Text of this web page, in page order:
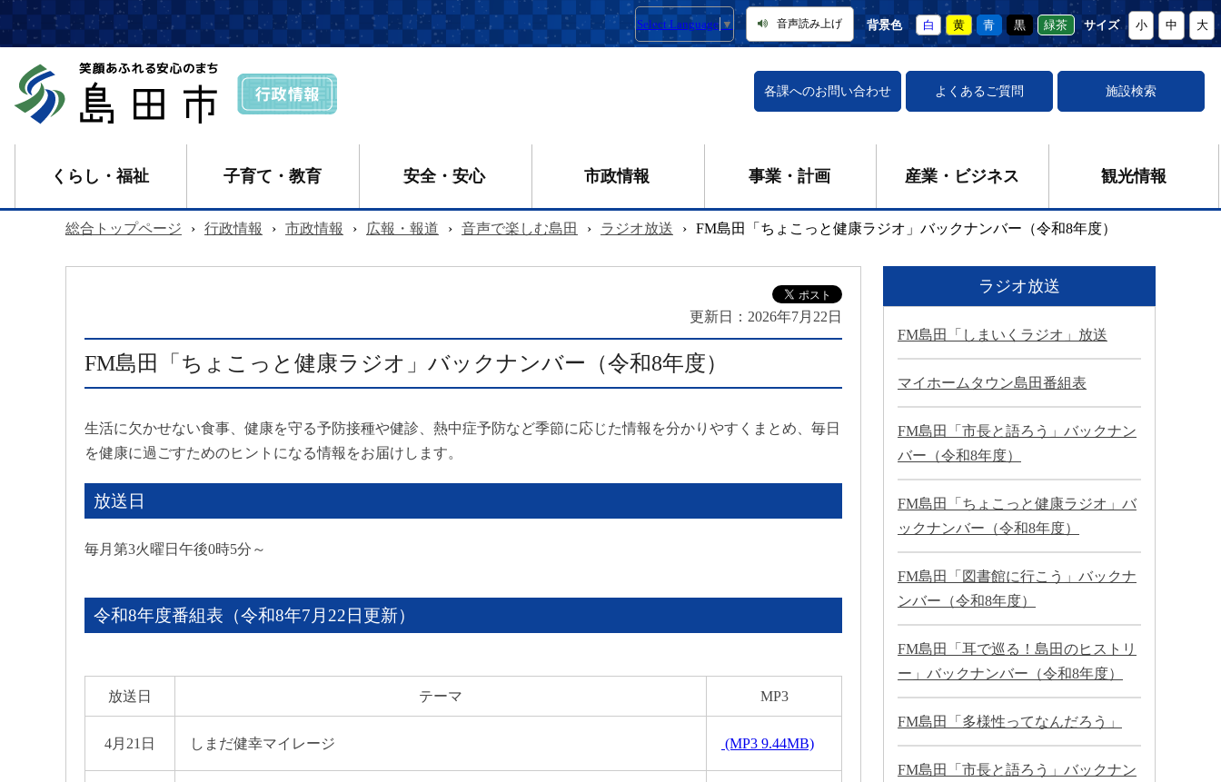
Select Language ▼ 音声読み上げ 背景色 白 黄 青 黒 緑茶 サイズ 小 中 大
各課へのお問い合わせ よくあるご質問 施設検索
くらし・福祉 子育て・教育 安全・安心 市政情報 事業・計画 産業・ビジネス 観光情報
総合トップページ › 行政情報 › 市政情報 › 広報・報道 › 音声で楽しむ島田 › ラジオ放送 › FM島田「ちょこっと健康ラジオ」バックナンバー（令和8年度）
更新日： 2026年7月22日
FM島田「ちょこっと健康ラジオ」バックナンバー（令和8年度）
生活に欠かせない食事、健康を守る予防接種や健診、熱中症予防など季節に応じた情報を分かりやすくまとめ、毎日
を健康に過ごすためのヒントになる情報をお届けします。
放送日
毎月第3火曜日午後0時5分～
令和8年度番組表（令和8年7月22日更新）
放送日 テーマ MP3
4月21日 しまだ健幸マイレージ (MP3 9.44MB)
ラジオ放送
FM島田「しまいくラジオ」放送
マイホームタウン島田番組表
FM島田「市長と語ろう」バックナン
バー（令和8年度）
FM島田「ちょこっと健康ラジオ」バ
ックナンバー（令和8年度）
FM島田「図書館に行こう」バックナ
ンバー（令和8年度）
FM島田「耳で巡る！島田のヒストリ
ー」バックナンバー（令和8年度）
FM島田「多様性ってなんだろう」
FM島田「市長と語ろう」バックナン